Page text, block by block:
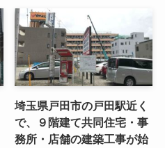
埼玉県戸田市の戸田駅近く
で、９階建て共同住宅・事
務所・店舗の建築工事が始